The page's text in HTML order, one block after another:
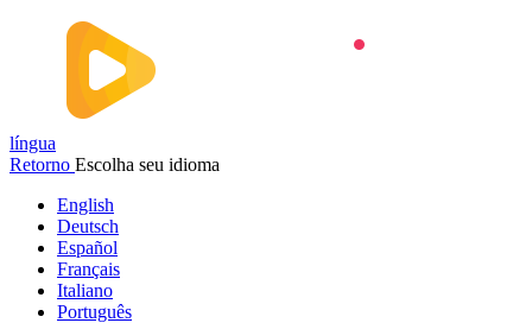
língua
Retorno Escolha seu idioma
English
Deutsch
Español
Français
Italiano
Português